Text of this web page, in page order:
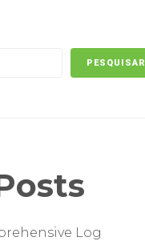
PESQUISAR
Log